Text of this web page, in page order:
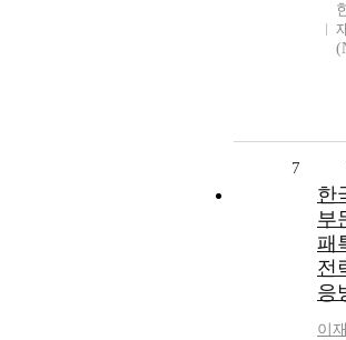
7
한
부
패
전
응
이